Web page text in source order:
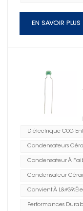
EN SAVOIR PLUS
Diélectrique C0G
Condensateurs
Condensateur À
Condensateur
Convient À
Performances